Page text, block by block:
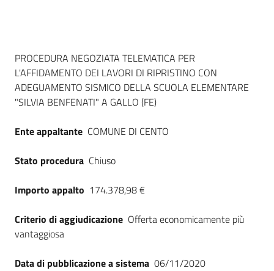
site
su
Dati del bando
PROCEDURA NEGOZIATA TELEMATICA PER
L'AFFIDAMENTO DEI LAVORI DI RIPRISTINO CON
ADEGUAMENTO SISMICO DELLA SCUOLA ELEMENTARE
"SILVIA BENFENATI" A GALLO (FE)
Ente appaltante COMUNE DI CENTO
Stato procedura Chiuso
Importo appalto 174.378,98 €
Criterio di aggiudicazione Offerta economicamente più
vantaggiosa
Data di pubblicazione a sistema 06/11/2020